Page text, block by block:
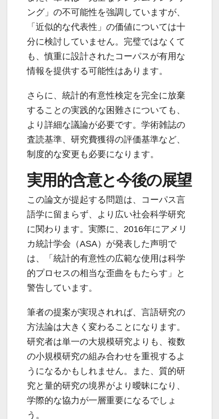
ング」の不可能性を強調していますが、
「近似的な代表性」の価値については十
分に検討していません。完璧ではなくて
も、慎重に設計されたコーパスが有用な
情報を提供する可能性はあります。
さらに、統計的有意性検定を完全に放棄
することの実践的な困難さについても、
より詳細な議論が必要です。学術雑誌の
査読基準、研究費獲得の評価基準など、
制度的な変更も必要になります。
実用的含意と今後の展望
この論文が提起する問題は、コーパス言
語学に留まらず、より広い社会科学研究
に関わります。実際に、2016年にアメリ
カ統計学会（ASA）が発表した声明で
は、「統計的有意性の広範な使用は科学
的プロセスの相当な歪曲をもたらす」と
警告しています。
筆者の提案が実現されれば、言語研究の
方法論は大きく変わることになります。
研究者は単一の大規模研究よりも、複数
の小規模研究の組み合わせを重視するよ
うになるかもしれません。また、質的研
究と量的研究の境界がより曖昧になり、
学際的な協力が一層重要になるでしょ
う。